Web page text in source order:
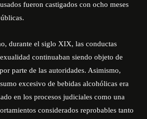
fueron castigados con ocho meses
durante el siglo XIX, las conductas
continuaban siendo objeto de
parte de las autoridades. Asimismo,
excesivo de bebidas alcohólicas era
en los procesos judiciales como una
considerados reprobables tanto